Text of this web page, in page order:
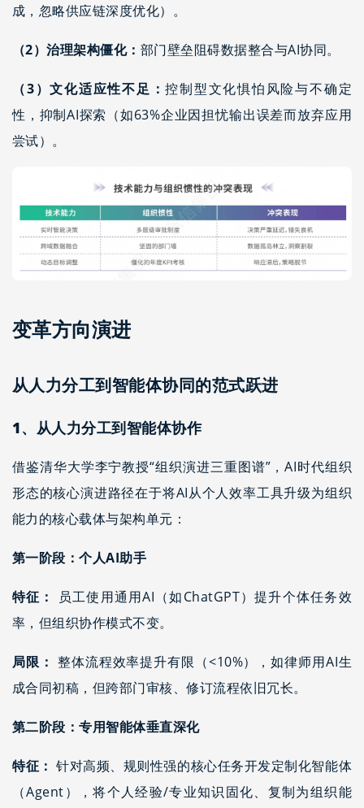
成，忽略供应链深度优化）。
（2）治理架构僵化： 部门壁垒阻碍数据整合与AI协同。
（3）文化适应性不足：控制型文化惧怕风险与不确定
性，抑制AI探索（如63%企业因担忧输出误差而放弃应用
尝试）。
变革方向演进
从人力分工到智能体协同的范式跃进
1、从人力分工到智能体协作
借鉴清华大学李宁教授“组织演进三重图谱”，AI时代组织
形态的核心演进路径在于将AI从个人效率工具升级为组织
能力的核心载体与架构单元：
第一阶段：个人AI助手
特征：
员工使用通用AI（如ChatGPT）提升个体任务效
率，但组织协作模式不变。
局限： 整体流程效率提升有限（<10%），如律师用AI生
成合同初稿，但跨部门审核、修订流程依旧冗长。
第二阶段：专用智能体垂直深化
特征： 针对高频、规则性强的核心任务开发定制化智能体
（Agent），将个人经验/专业知识固化、复制为组织能